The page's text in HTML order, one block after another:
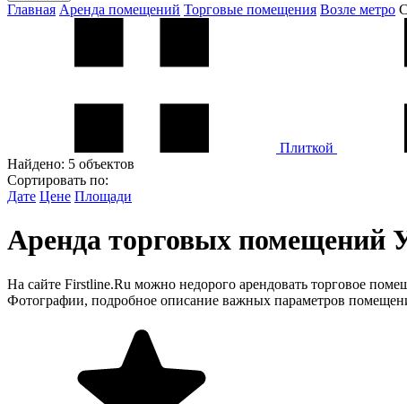
Главная Аренда помещений Торговые помещения Возле метро
Плиткой
Найдено: 5 объектов
Сортировать по:
Дате Цене Площади
Аренда торговых помещений
На сайте Firstline.Ru можно недорого арендовать торговое
Фотографии, подробное описание важных параметров